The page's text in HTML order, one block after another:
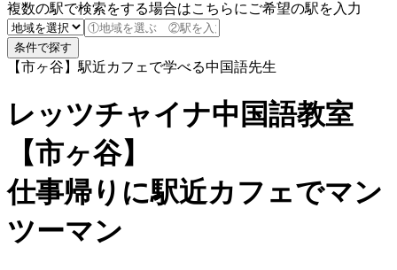
複数の駅で検索をする場合はこちらにご希望の駅を入力
【市ヶ谷】駅近カフェで学べる中国語先生
レッツチャイナ中国語教室
【市ヶ谷】
仕事帰りに駅近カフェでマン
ツーマン